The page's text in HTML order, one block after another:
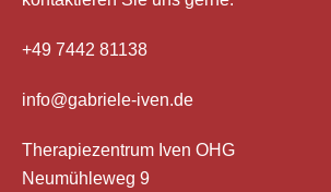
+49 7442 81138
info@gabriele-iven.de
Therapiezentrum Iven OHG
Neumühleweg 9